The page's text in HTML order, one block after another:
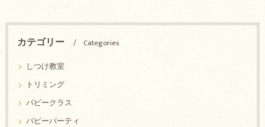
カテゴリー
Categories
しつけ教室
トリミング
パピークラス
パピーパーティ